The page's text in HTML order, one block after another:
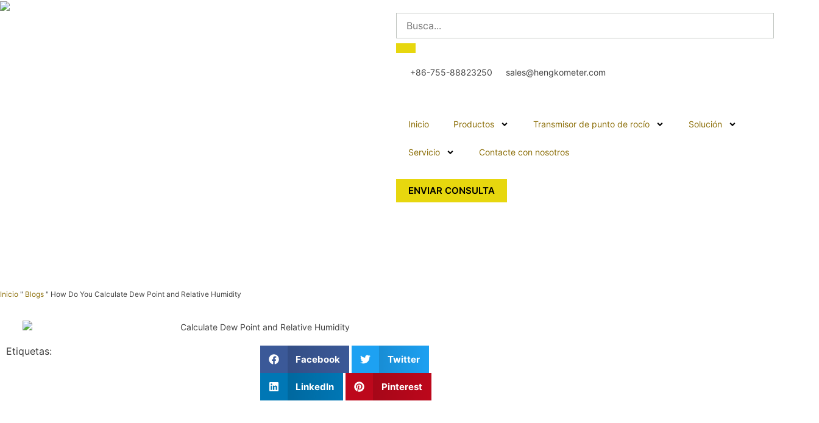
+86-755-88823250 sales@hengkometer.com
Inicio Productos Transmisor de punto de rocío Solución
Servicio Contacte con nosotros
ENVIAR CONSULTA
Inicio " Blogs " How Do You Calculate Dew Point and Relative Humidity
Etiquetas:
Facebook Twitter
LinkedIn Pinterest